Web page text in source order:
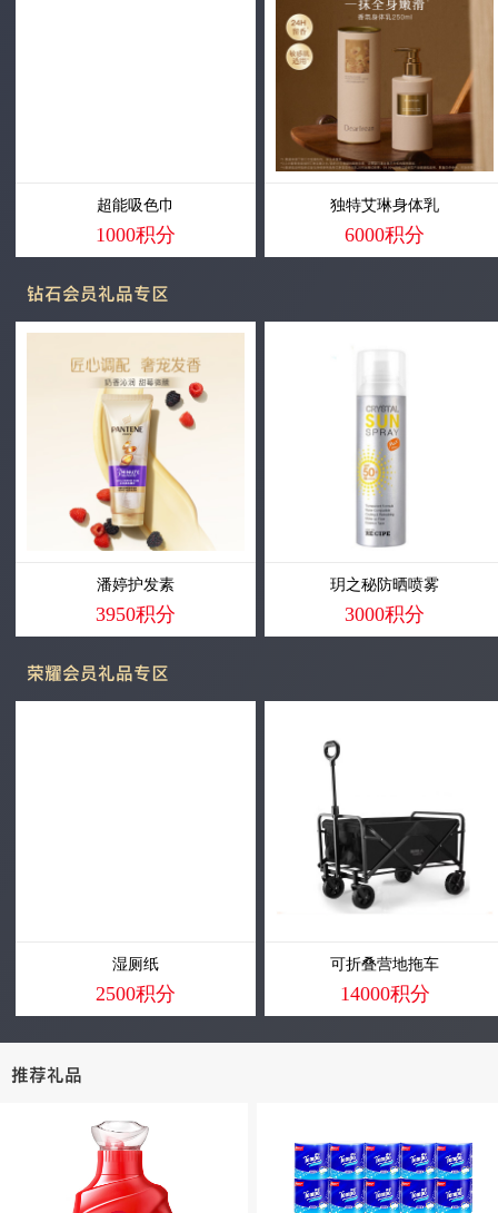
超能吸色巾
1000积分
独特艾琳身体乳
6000积分
钻石会员礼品专区
潘婷护发素
3950积分
玥之秘防晒喷雾
3000积分
荣耀会员礼品专区
湿厕纸
2500积分
可折叠营地拖车
14000积分
推荐礼品